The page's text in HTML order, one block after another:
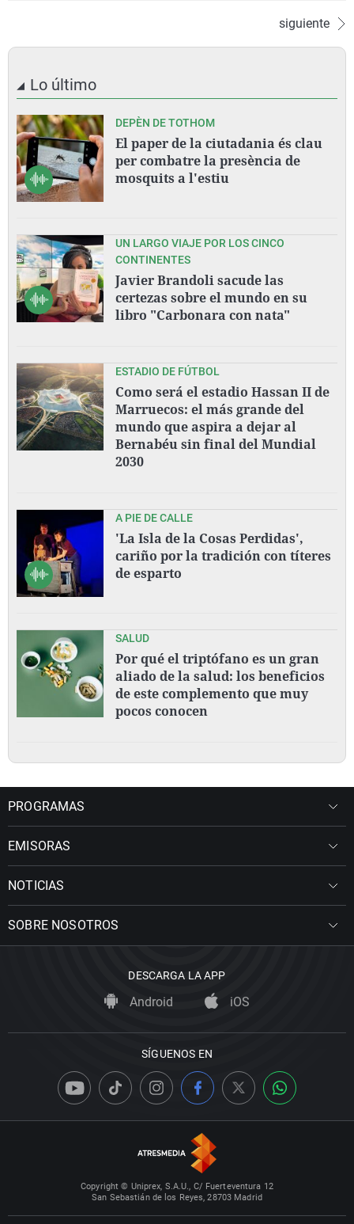
siguiente
Lo último
DEPÈN DE TOTHOM
El paper de la ciutadania és clau
per combatre la presència de
mosquits a l'estiu
UN LARGO VIAJE POR LOS CINCO
CONTINENTES
Javier Brandoli sacude las
certezas sobre el mundo en su
libro "Carbonara con nata"
ESTADIO DE FÚTBOL
Como será el estadio Hassan II de
Marruecos: el más grande del
mundo que aspira a dejar al
Bernabéu sin final del Mundial
2030
A PIE DE CALLE
'La Isla de la Cosas Perdidas',
cariño por la tradición con títeres
de esparto
SALUD
Por qué el triptófano es un gran
aliado de la salud: los beneficios
de este complemento que muy
pocos conocen
PROGRAMAS
EMISORAS
NOTICIAS
SOBRE NOSOTROS
DESCARGA LA APP
Android iOS
SÍGUENOS EN
Copyright © Uniprex, S.A.U., C/ Fuerteventura 12
San Sebastián de los Reyes, 28703 Madrid